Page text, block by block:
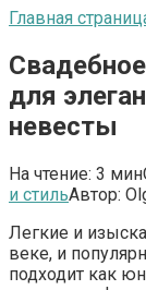
Главная
для
невесты
На чтение: 3 мин
и стильАвтор:
Легкие и
веке, и
подходит как